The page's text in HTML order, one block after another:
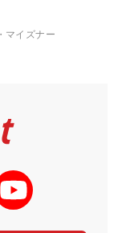
マイズナー